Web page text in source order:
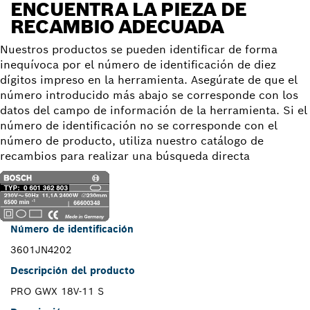
ENCUENTRA LA PIEZA DE
RECAMBIO ADECUADA
Nuestros productos se pueden identificar de forma
inequívoca por el número de identificación de diez
dígitos impreso en la herramienta. Asegúrate de que el
número introducido más abajo se corresponde con los
datos del campo de información de la herramienta. Si el
número de identificación no se corresponde con el
número de producto, utiliza nuestro catálogo de
recambios para realizar una búsqueda directa
Número de identificación
3601JN4202
Descripción del producto
PRO GWX 18V-11 S